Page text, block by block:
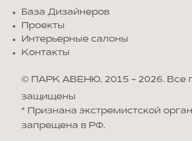
База Дизайнеров
Проекты
Интерьерные салоны
Контакты
© ПАРК АВЕНЮ, 2015 - 2026. Все
защищены
* Признана экстремистской
запрещена в РФ.